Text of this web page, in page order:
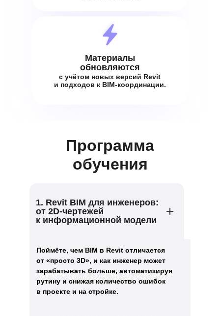
Материалы
обновляются
с учётом новых версий Revit
и подходов к BIM-координации.
Программа
обучения
1. Revit BIM для инженеров:
от 2D-чертежей
к информационной модели
Поймёте, чем BIM в Revit отличается
от «просто 3D», и как инженер может
зарабатывать больше, автоматизируя
рутину и снижая количество ошибок
в проекте и на стройке.